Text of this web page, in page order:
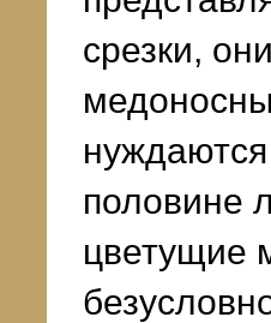
срезки,
половине
цветущие